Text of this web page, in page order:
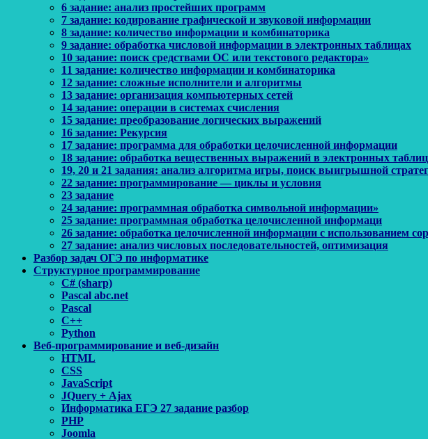
6 задание: анализ простейших программ
7 задание: кодирование графической и звуковой информации
8 задание: количество информации и комбинаторика
9 задание: обработка числовой информации в электронных таблицах
10 задание: поиск средствами ОС или текстового редактора»
11 задание: количество информации и комбинаторика
12 задание: сложные исполнители и алгоритмы
13 задание: организация компьютерных сетей
14 задание: операции в системах счисления
15 задание: преобразование логических выражений
16 задание: Рекурсия
17 задание: программа для обработки целочисленной информации
18 задание: обработка вещественных выражений в электронных
19, 20 и 21 задания: анализ алгоритма игры, поиск выигрышной
22 задание: программирование — циклы и условия
23 задание
24 задание: программная обработка символьной информации»
25 задание: программная обработка целочисленной информаци
26 задание: обработка целочисленной информации с использованием
27 задание: анализ числовых последовательностей, оптимизация
Разбор задач ОГЭ по информатике
Структурное программирование
C# (sharp)
Pascal abc.net
Pascal
С++
Python
Веб-программирование и веб-дизайн
HTML
CSS
JavaScript
JQuery + Ajax
Информатика ЕГЭ 27 задание разбор
PHP
Joomla